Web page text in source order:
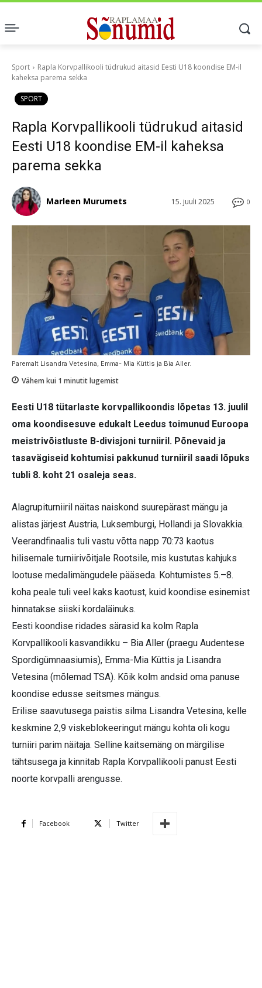
Sport
Rapla Korvpallikooli tüdrukud aitasid Eesti U18 koondise EM-il
kaheksa parema sekka
SPORT
Rapla Korvpallikooli tüdrukud aitasid
Eesti U18 koondise EM-il kaheksa
parema sekka
0
15. juuli 2025
Marleen Murumets
Paremalt Lisandra Vetesina, Emma- Mia Küttis ja Bia Aller.
Vähem kui 1 minutit lugemist
Eesti U18 tütarlaste korvpallikoondis lõpetas 13. juulil
oma koondisesuve edukalt Leedus toimunud Euroopa
meistrivõistluste B-divisjoni turniiril. Põnevaid ja
tasavägiseid kohtumisi pakkunud turniiril saadi lõpuks
tubli 8. koht 21 osaleja seas.
Alagrupiturniiril näitas naiskond suurepärast mängu ja
alistas järjest Austria, Luksemburgi, Hollandi ja Slovakkia.
Veerandfinaalis tuli vastu võtta napp 70:73 kaotus
hilisemale turniirivõitjale Rootsile, mis kustutas kahjuks
lootuse medalimängudele pääseda. Kohtumistes 5.–8.
koha peale tuli veel kaks kaotust, kuid koondise esinemist
hinnatakse siiski kordaläinuks.
Eesti koondise ridades särasid ka kolm Rapla
Korvpallikooli kasvandikku – Bia Aller (praegu Audentese
Spordigümnaasiumis), Emma-Mia Küttis ja Lisandra
Vetesina (mõlemad TSA). Kõik kolm andsid oma panuse
koondise edusse seitsmes mängus.
Erilise saavutusega paistis silma Lisandra Vetesina, kelle
keskmine 2,9 viskeblokeeringut mängu kohta oli kogu
turniiri parim näitaja. Selline kaitsemäng on märgilise
tähtsusega ja kinnitab Rapla Korvpallikooli panust Eesti
noorte korvpalli arengusse.
Facebook Twitter